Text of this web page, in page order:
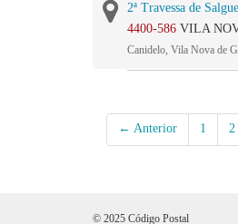
2ª Travessa de
4400-586 VILA
Canidelo, Vila Nova de
← Anterior 1 2
© 2025 Código Postal